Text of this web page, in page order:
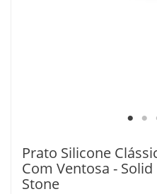
Prato Silicone
Com Ventosa - Solid
Stone